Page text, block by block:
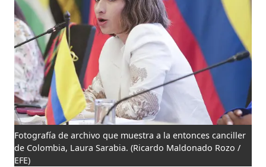
Fotografía de archivo que muestra a la entonces canciller
de Colombia, Laura Sarabia. (Ricardo Maldonado Rozo /
EFE)